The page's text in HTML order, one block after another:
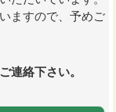
ますので、予めご
連絡下さい。